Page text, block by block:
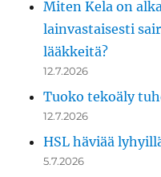
Miten Kela on
lainvastaisesti
lääkkeitä?
12.7.2026
Tuoko tekoäly
12.7.2026
HSL häviää
5.7.2026